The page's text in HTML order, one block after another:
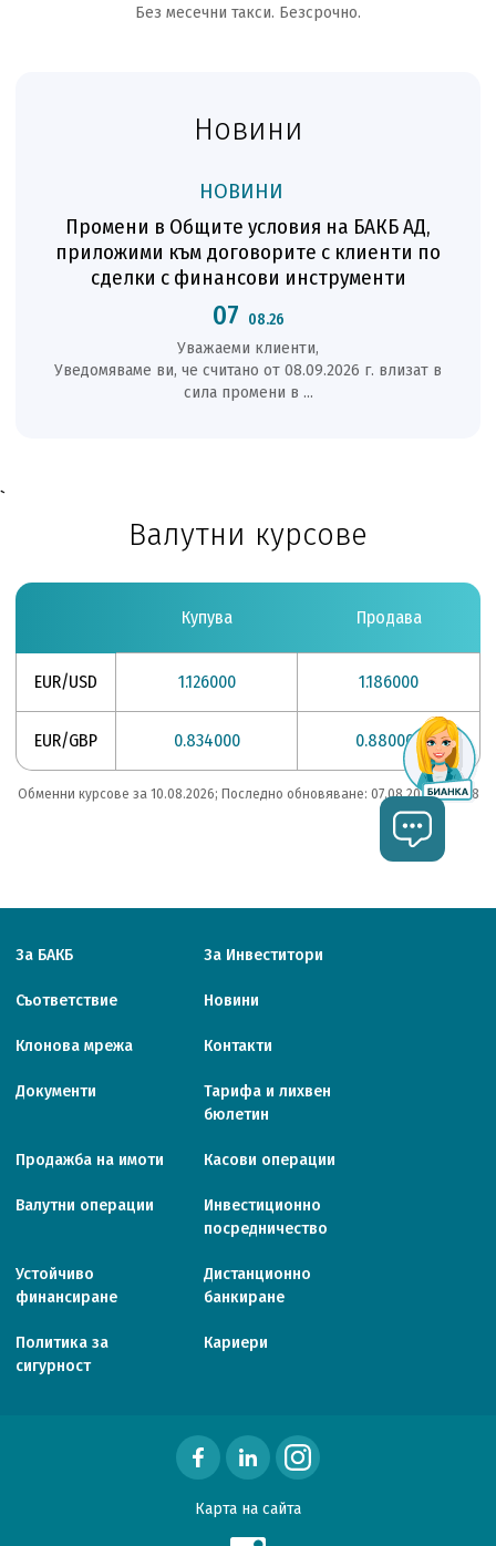
Без месечни такси. Безсрочно.
Новини
НОВИНИ
Промени в Общите условия на БАКБ АД,
приложими към договорите с клиенти по
сделки с финансови инструменти
07 08.26
Уважаеми клиенти,
Уведомяваме ви, че считано от 08.09.2026 г. влизат в
сила промени в ...
`
Валутни курсове
EUR/USD
EUR/GBP
Купува
1.126000
0.834000
Продава
1.186000
0.880000
Обменни курсове за 10.08.2026; Последно обновяване: 07.08.2026 / 19:28
За БАКБ За Инвеститори
Съответствие Новини
Клонова мрежа Контакти
Документи
Тарифa и лихвен
бюлетин
Продажба на имоти Касови операции
Валутни операции
Инвестиционно
посредничество
Устойчиво
финансиране
Дистанционно
банкиране
Политика за
сигурност
Кариери
Карта на сайта